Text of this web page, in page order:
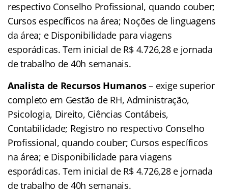
respectivo Conselho Profissional, quando couber;
Cursos específicos na área; Noções de linguagens
da área; e Disponibilidade para viagens
esporádicas. Tem inicial de R$ 4.726,28 e jornada
de trabalho de 40h semanais.
Analista de Recursos Humanos– exige superior
completo em Gestão de RH, Administração,
Psicologia, Direito, Ciências Contábeis,
Contabilidade; Registro no respectivo Conselho
Profissional, quando couber; Cursos específicos
na área; e Disponibilidade para viagens
esporádicas. Tem inicial de R$ 4.726,28 e jornada
de trabalho de 40h semanais.